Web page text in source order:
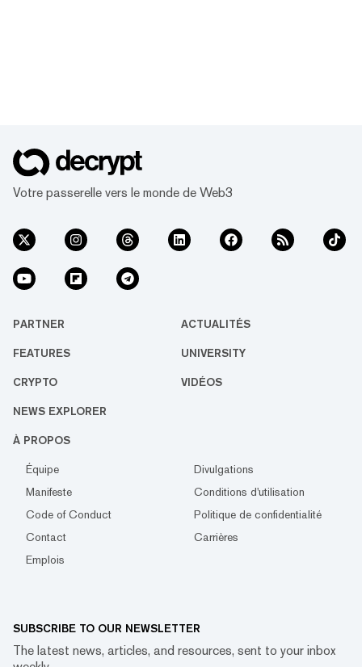
Votre passerelle vers le monde de Web3
PARTNER ACTUALITÉS
FEATURES UNIVERSITY
CRYPTO VIDÉOS
NEWS EXPLORER
À PROPOS
Équipe
Divulgations
Manifeste
Conditions d'utilisation
Code of Conduct
Politique de confidentialité
Contact
Carrières
Emplois
SUBSCRIBE TO OUR NEWSLETTER
The latest news, articles, and resources, sent to your inbox